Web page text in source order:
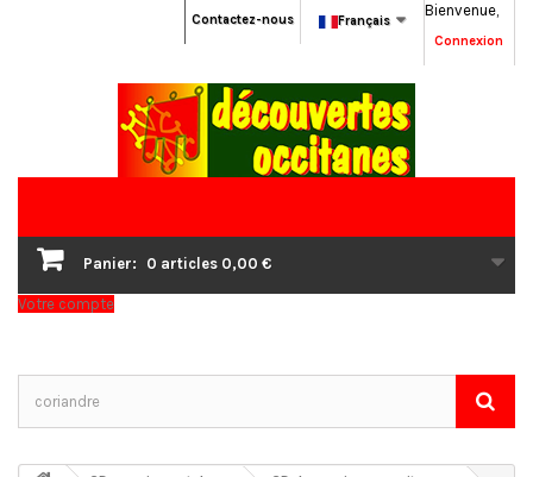
Bienvenue,
Connexion
Français
Contactez-nous
Panier: 0 articles 0,00 €
Votre compte